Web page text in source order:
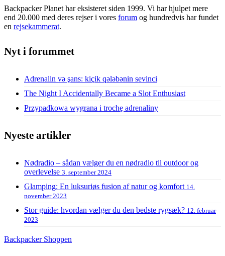
Backpacker Planet har eksisteret siden 1999. Vi har hjulpet mere
end 20.000 med deres rejser i vores forum og hundredvis har fundet
en rejsekammerat.
Nyt i forummet
Adrenalin və şans: kiçik qələbənin sevinci
The Night I Accidentally Became a Slot Enthusiast
Przypadkowa wygrana i trochę adrenaliny
Nyeste artikler
Nødradio – sådan vælger du en nødradio til outdoor og
overlevelse 3. september 2024
Glamping: En luksuriøs fusion af natur og komfort 14.
november 2023
Stor guide: hvordan vælger du den bedste rygsæk? 12. februar
2023
Backpacker Shoppen